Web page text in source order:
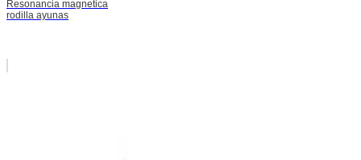
Resonancia magnetica
rodilla ayunas